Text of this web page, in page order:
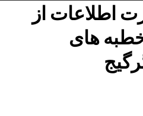
اطلاعات از
خطبه های